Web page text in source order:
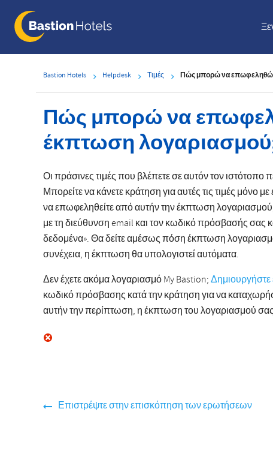
main
content
Bastion Hotels Helpdesk Τιμές Πώς μπορώ να επωφεληθώ
Πώς μπορώ να
έκπτωση
Οι πράσινες τιμές που βλέπετε σε αυτόν τον
Μπορείτε να κάνετε κράτηση για αυτές τις τιμές μόνο
να επωφεληθείτε από αυτήν την έκπτωση
με τη διεύθυνση email και τον κωδικό πρόσβασής
δεδομένα». Θα δείτε αμέσως πόση έκπτωση
συνέχεια, η έκπτωση θα υπολογιστεί αυτόματα.
Δεν έχετε ακόμα λογαριασμό My Bastion;
κωδικό πρόσβασης κατά την κράτηση για να
αυτήν την περίπτωση, η έκπτωση του λογαριασμού
Επιστρέψτε στην επισκόπηση των ερωτήσεων